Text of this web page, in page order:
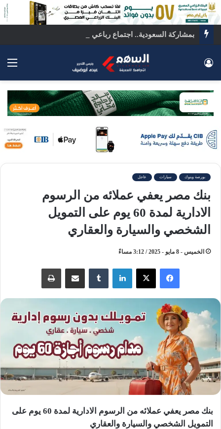
بورصة وبنوك سيارات عاجل
بنك مصر يعفي عملائه من الرسوم
الادارية لمدة 60 يوم على التمويل
الشخصي والسيارة والعقاري
الخميس - 8 مايو - 2025 / 3:12 مساءً
لينكدإن مشاركة عبر البريد طباعة
بنك مصر يعفي عملائه من الرسوم الادارية لمدة 60 يوم على
التمويل الشخصي والسيارة والعقاري